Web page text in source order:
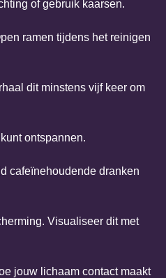
of gebruik kaarsen.
ramen tijdens het reinigen
dit minstens vijf keer om
ontspannen.
cafeïnehoudende dranken
Visualiseer dit met
jouw lichaam contact maakt